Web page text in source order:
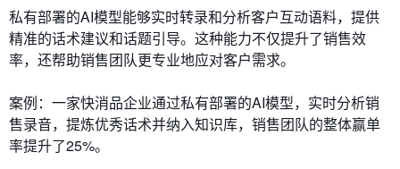
私有部署的AI模型能够实时转录和分析客户互动语料，提供
精准的话术建议和话题引导。这种能力不仅提升了销售效
率，还帮助销售团队更专业地应对客户需求。
案例：一家快消品企业通过私有部署的AI模型，实时分析销
售录音，提炼优秀话术并纳入知识库，销售团队的整体赢单
率提升了25%。